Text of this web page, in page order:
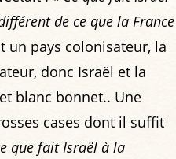
de ce que la France
un pays colonisateur, la
donc Israël et la
blanc bonnet.. Une
cases dont il suffit
que fait Israël à la